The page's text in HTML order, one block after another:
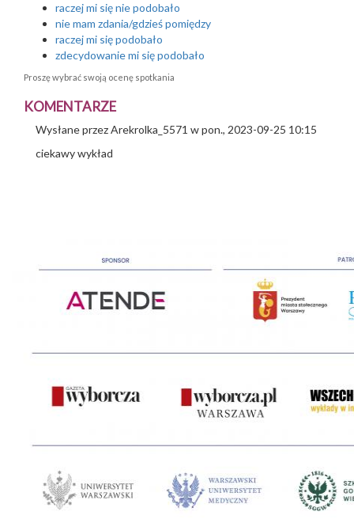
raczej mi się nie podobało
nie mam zdania/gdzieś pomiędzy
raczej mi się podobało
zdecydowanie mi się podobało
Proszę wybrać swoją ocenę spotkania
KOMENTARZE
Wysłane przezArekrolka_5571 w pon., 2023-09-25 10:15
ciekawy wykład